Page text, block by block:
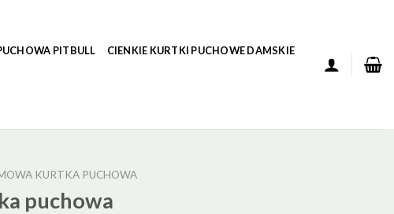
PITBULL CIENKIE KURTKI PUCHOWE DAMSKIE
KURTKA PUCHOWA
puchowa